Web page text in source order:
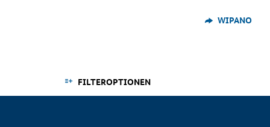
WIPANO
FILTEROPTIONEN